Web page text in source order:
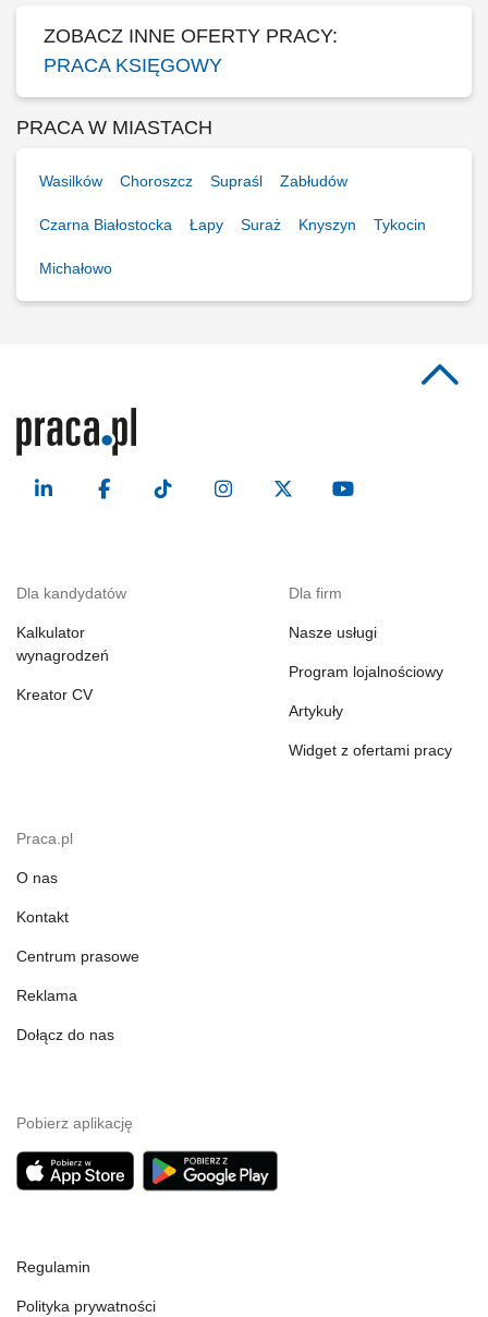
ZOBACZ INNE OFERTY PRACY:
PRACA KSIĘGOWY
PRACA W MIASTACH
Wasilków Choroszcz Supraśl Zabłudów
Czarna Białostocka Łapy Suraż Knyszyn Tykocin
Michałowo
Dla kandydatów
Kalkulator
wynagrodzeń
Kreator CV
Dla firm
Nasze usługi
Program lojalnościowy
Artykuły
Widget z ofertami pracy
Praca.pl
O nas
Kontakt
Centrum prasowe
Reklama
Dołącz do nas
Pobierz aplikację
Regulamin
Polityka prywatności